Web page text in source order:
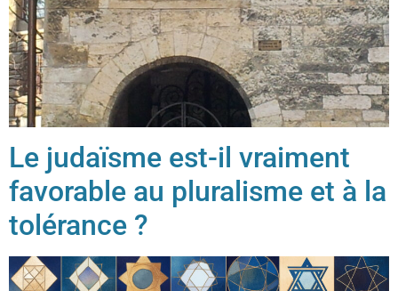
Le judaïsme est-il vraiment
favorable au pluralisme et à la
tolérance ?